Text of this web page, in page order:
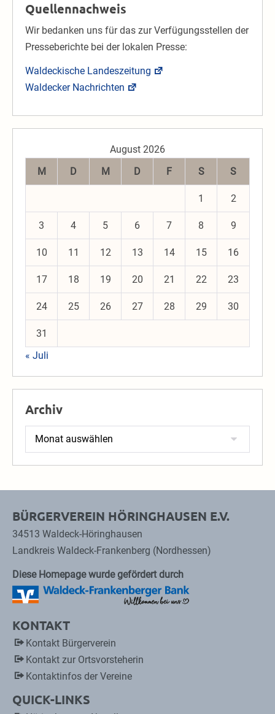
Quellennachweis
Wir bedanken uns für das zur Verfügungsstellen der
Presseberichte bei der lokalen Presse:
Waldeckische Landeszeitung
Waldecker Nachrichten
August 2026
M
D M D F S S
1 2
3 4 5 6 7 8 9
10 11 12 13 14 15 16
17 18 19 20 21 22 23
24 25 26 27 28 29 30
31
« Juli
Archiv
Archiv
BÜRGERVEREIN HÖRINGHAUSEN E.V.
34513 Waldeck-Höringhausen
Landkreis Waldeck-Frankenberg (Nordhessen)
Diese Homepage wurde gefördert durch
KONTAKT
Kontakt Bürgerverein
Kontakt zur Ortsvorsteherin
Kontaktinfos der Vereine
QUICK-LINKS